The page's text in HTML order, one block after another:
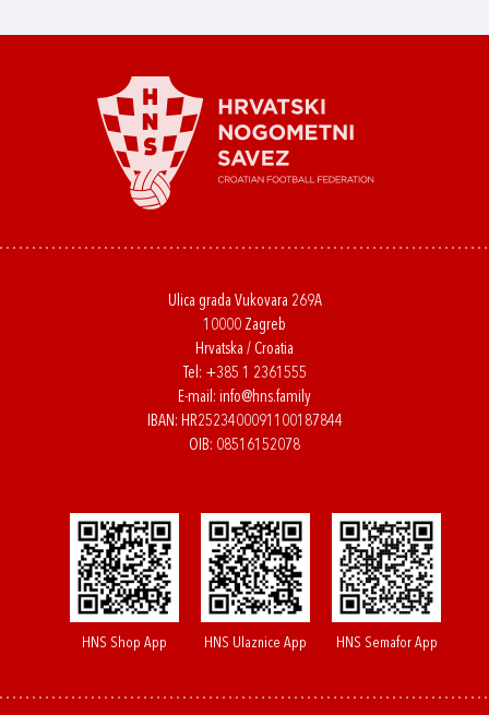
Ulica grada Vukovara 269A
10000 Zagreb
Hrvatska / Croatia
Tel: +385 1 2361555
E-mail: info@hns.family
IBAN: HR2523400091100187844
OIB: 08516152078
HNS Shop App HNS Ulaznice App HNS Semafor App